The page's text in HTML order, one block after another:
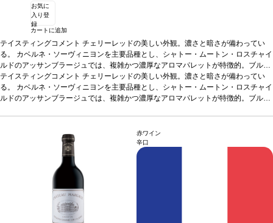
お気に
入り登
録
カートに追加
テイスティングコメント チェリーレッドの美しい外観。濃さと暗さが備わってい
る。 カベルネ・ソーヴィニヨンを主要品種とし、シャトー・ムートン・ロスチャイ
ルドのアッサンブラージュでは、複雑かつ濃厚なアロマパレットが特徴的。ブルー
ベリーを思わせる果実のノートとミルクっぽさのあるアロマが交じり合う。程よい
樽香からくる焦焙系のほのかな香りが加わり、黄タバコ、お香、煎ったヘーゼルナ
ッツのアロマが感じられる。 アタックには精度の高さと調和が備わり、噛みごたえ
ラベル作品担当：
印象的な濃縮度のある色。力強く、明白なオークの含みと繊細なラズベリーのニュ
アンスを持つ。コクがあり滑らか、洗練されており、この年にしては重要なこと
に、明白なオークの含みを持ち、バランスの取れたタンニンと洗練された後味があ
テイスティングコメント チェリーレッドの美しい外観。濃さと暗さが備わってい
る。 カベルネ・ソーヴィニヨンを主要品種とし、シャトー・ムートン・ロスチャイ
ルドのアッサンブラージュでは、複雑かつ濃厚なアロマパレットが特徴的。ブルー
ッツのアロマが感じられる。 アタックには精度の高さと調和が備わり、噛みごたえ
のある風味豊かなタンニンへと続く。口いっぱいに広がる風味、クリームのような
なめらかさとともに勢いがある。2006年シャトー・ムートンは、「秀逸でクラシッ
クな」ムートンのワインと評される。
に、明白なオークの含みを持ち、バランスの取れたタンニンと洗練された後味があ
る。93ポイント。JKW04/07
これはJ. K. ウィラハンによるアン・プリムール・テイスティングノートからの抜粋
赤ワイン
辛口